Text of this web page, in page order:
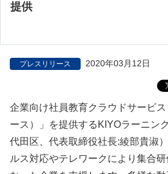
提供
プレスリリース 2020年03月12日
企業向け社員教育クラウドサービ
ース）」を提供するKIYOラーニン
代田区、代表取締役社長:綾部貴淑
ルス対応やテレワークにより集合